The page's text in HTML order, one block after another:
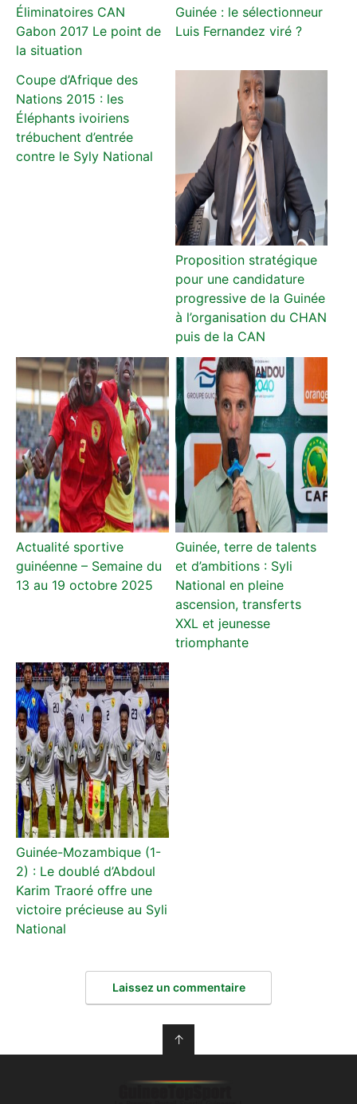
Éliminatoires CAN
Gabon 2017 Le point de
la situation
Guinée : le sélectionneur
Luis Fernandez viré ?
Coupe d’Afrique des
Nations 2015 : les
Éléphants ivoiriens
trébuchent d’entrée
contre le Syly National
Proposition stratégique
pour une candidature
progressive de la Guinée
à l’organisation du CHAN
puis de la CAN
Actualité sportive
guinéenne – Semaine du
13 au 19 octobre 2025
Guinée, terre de talents
et d’ambitions : Syli
National en pleine
ascension, transferts
XXL et jeunesse
triomphante
Guinée-Mozambique (1-
2) : Le doublé d’Abdoul
Karim Traoré offre une
victoire précieuse au Syli
National
Laissez un commentaire
↑